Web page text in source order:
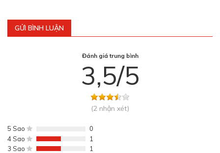
GỬI BÌNH LUẬN
Đánh giá trung bình
3,5/5
(2 nhận xét)
5 Sao
0
4 Sao
1
3 Sao
1